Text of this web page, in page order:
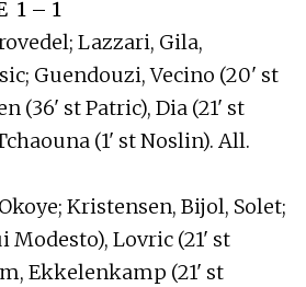
1 – 1
Lazzari, Gila,
Guendouzi, Vecino (20' st
(36' st Patric), Dia (21' st
(1' st Noslin). All.
Okoye; Kristensen, Bijol, Solet;
Modesto), Lovric (21' st
Ekkelenkamp (21' st